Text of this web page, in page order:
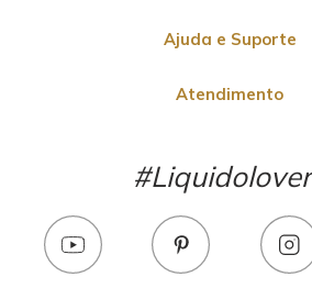
Ajuda e Suporte
Atendimento
#Liquidolover